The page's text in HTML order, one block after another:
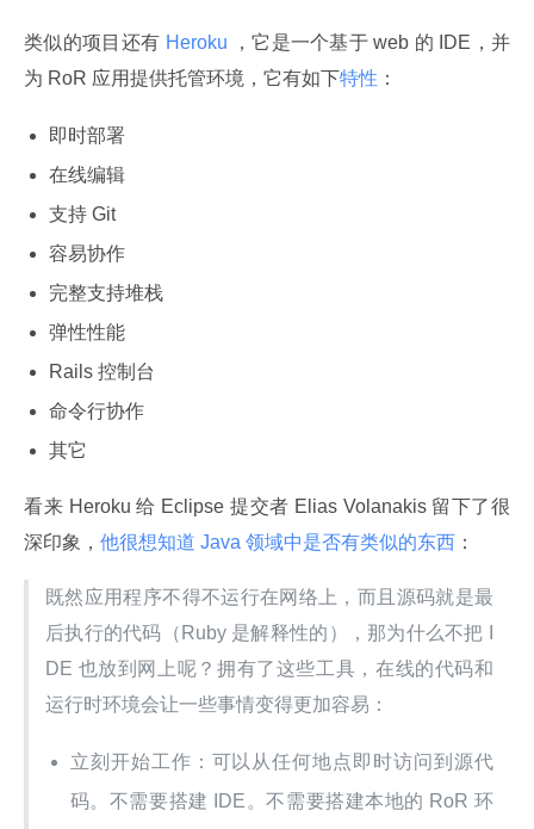
类似的项目还有 Heroku
，它是一个基于 web 的 IDE，并
为 RoR 应用提供托管环境，它有如下特性 ：
即时部署
在线编辑
支持 Git
容易协作
完整支持堆栈
弹性性能
Rails 控制台
命令行协作
其它
看来 Heroku 给 Eclipse 提交者 Elias Volanakis 留下了很
深印象， 他很想知道 Java 领域中是否有类似的东西 ：
既然应用程序不得不运行在网络上，而且源码就是最
后执行的代码（Ruby 是解释性的），那为什么不把 I
DE 也放到网上呢？拥有了这些工具，在线的代码和
运行时环境会让一些事情变得更加容易：
立刻开始工作：可以从任何地点即时访问到源代
码。不需要搭建 IDE。不需要搭建本地的 RoR 环